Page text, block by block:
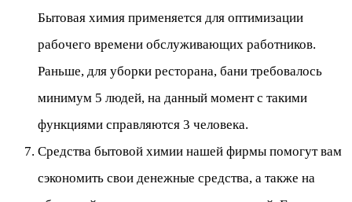
Бытовая химия применяется для оптимизации
рабочего времени обслуживающих работников.
Раньше, для уборки ресторана, бани требовалось
минимум 5 людей, на данный момент с такими
функциями справляются 3 человека.
Средства бытовой химии нашей фирмы помогут вам
сэкономить свои денежные средства, а также на